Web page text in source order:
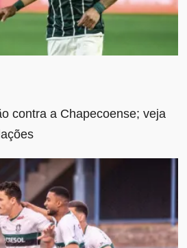
contra a Chapecoense; veja